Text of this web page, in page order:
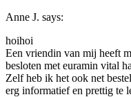
Anne J. says:
hoihoi
Een vriendin van mij heeft
besloten met euramin vital
Zelf heb ik het ook net
erg informatief en prettig te